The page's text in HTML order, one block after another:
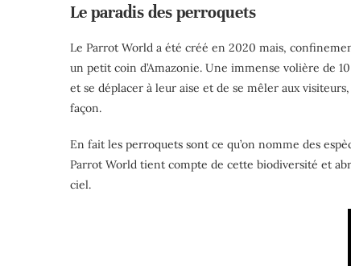
Le paradis des perroquets
Le Parrot World a été créé en 2020 mais,
un petit coin d’Amazonie. Une immense volière de
et se déplacer à leur aise et de se mêler aux
façon.
En fait les perroquets sont ce qu’on nomme des
Parrot World tient compte de cette biodiversité et
ciel.